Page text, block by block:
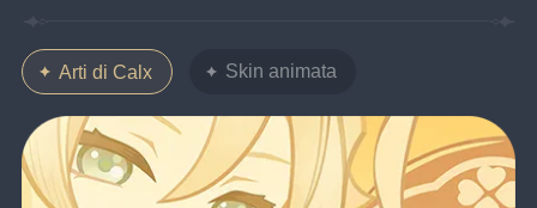
Arti di Calx Skin animata